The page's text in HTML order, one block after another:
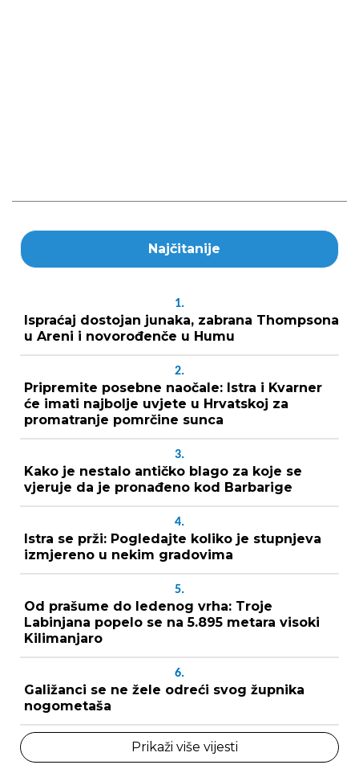
Najčitanije
1.
Ispraćaj dostojan junaka, zabrana Thompsona
u Areni i novorođenče u Humu
2.
Pripremite posebne naočale: Istra i Kvarner
će imati najbolje uvjete u Hrvatskoj za
promatranje pomrčine sunca
3.
Kako je nestalo antičko blago za koje se
vjeruje da je pronađeno kod Barbarige
4.
Istra se prži: Pogledajte koliko je stupnjeva
izmjereno u nekim gradovima
5.
Od prašume do ledenog vrha: Troje
Labinjana popelo se na 5.895 metara visoki
Kilimanjaro
6.
Galižanci se ne žele odreći svog župnika
nogometaša
Prikaži više vijesti